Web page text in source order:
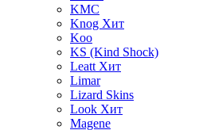
KMC
Knog Хит
Koo
KS (Kind Shock)
Leatt Хит
Limar
Lizard Skins
Look Хит
Magene